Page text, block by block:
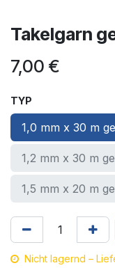
Takelgarn
7,00 €
TYP
1,0 mm x 30 m
1,2 mm x 30 m
1,5 mm x 20 m
Nicht lagernd –